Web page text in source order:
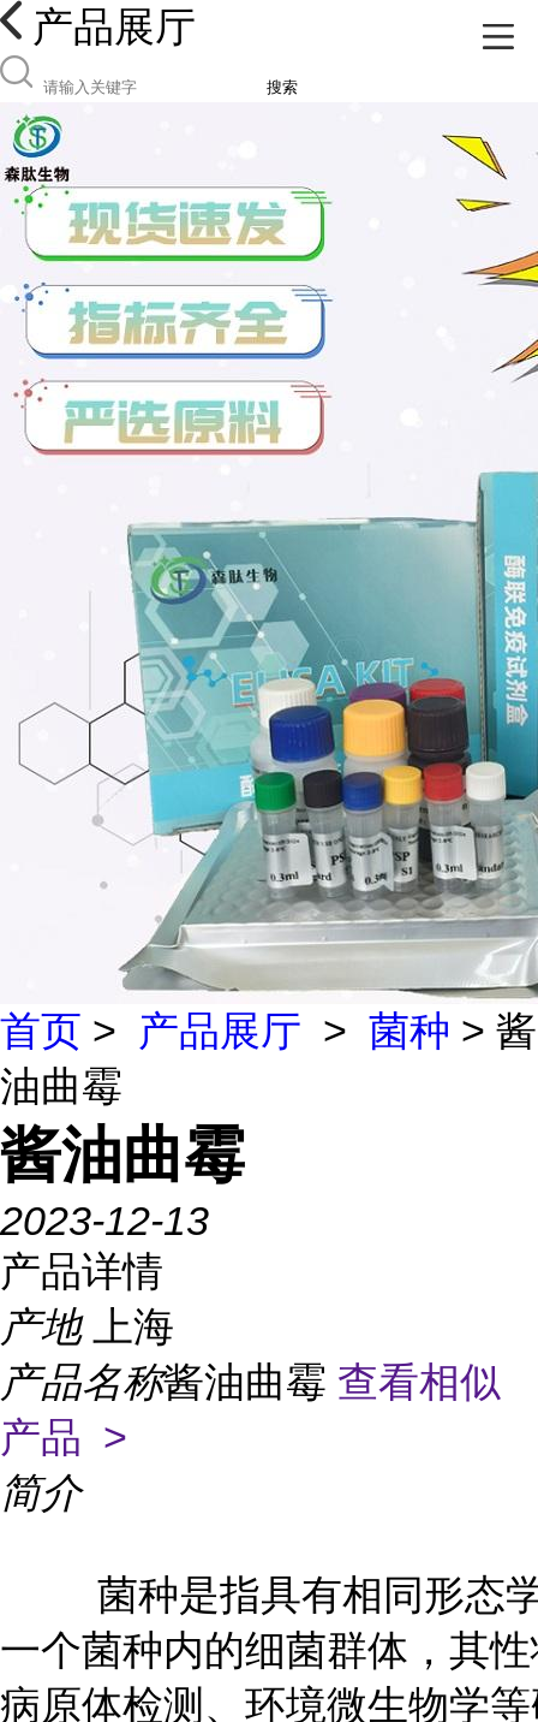
产品展厅
搜索
首页 > 产品展厅 > 菌种 > 酱
油曲霉
酱油曲霉
2023-12-13
产品详情
产地
上海
产品名称酱油曲霉 查看相似
产品 >
简介
菌种是指具有相同形态学
一个菌种内的细菌群体，其
病原体检测、环境微生物学